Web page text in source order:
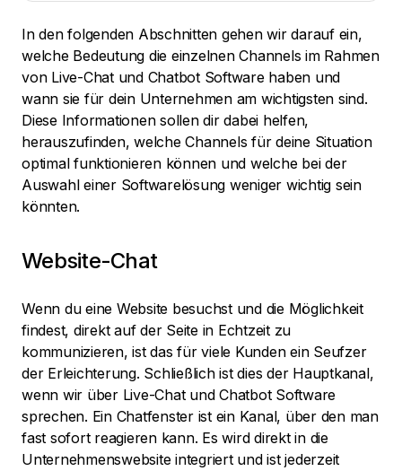
In den folgenden Abschnitten gehen wir darauf ein,
welche Bedeutung die einzelnen Channels im Rahmen
von Live-Chat und Chatbot Software haben und
wann sie für dein Unternehmen am wichtigsten sind.
Diese Informationen sollen dir dabei helfen,
herauszufinden, welche Channels für deine Situation
optimal funktionieren können und welche bei der
Auswahl einer Softwarelösung weniger wichtig sein
könnten.
Website-Chat
Wenn du eine Website besuchst und die Möglichkeit
findest, direkt auf der Seite in Echtzeit zu
kommunizieren, ist das für viele Kunden ein Seufzer
der Erleichterung. Schließlich ist dies der Hauptkanal,
wenn wir über Live-Chat und Chatbot Software
sprechen. Ein Chatfenster ist ein Kanal, über den man
fast sofort reagieren kann. Es wird direkt in die
Unternehmenswebsite integriert und ist jederzeit